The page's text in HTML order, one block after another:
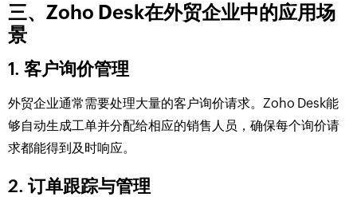
三、Zoho Desk在外贸企业中的应用场
景
1. 客户询价管理
外贸企业通常需要处理大量的客户询价请求。Zoho Desk能
够自动生成工单并分配给相应的销售人员，确保每个询价请
求都能得到及时响应。
2. 订单跟踪与管理